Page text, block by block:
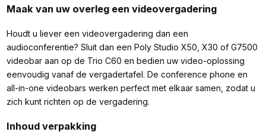
Maak van uw overleg een videovergadering
Houdt u liever een videovergadering dan een
audioconferentie? Sluit dan een Poly Studio X50, X30 of G7500
videobar aan op de Trio C60 en bedien uw video-oplossing
eenvoudig vanaf de vergadertafel. De conference phone en
all-in-one videobars werken perfect met elkaar samen, zodat u
zich kunt richten op de vergadering.
Inhoud verpakking